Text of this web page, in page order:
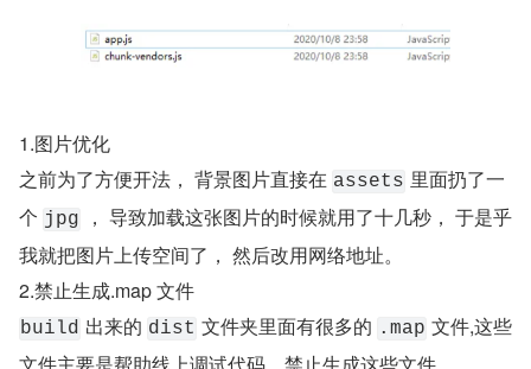
1.图片优化
之前为了方便开法， 背景图片直接在 assets 里面扔了一
个 jpg
， 导致加载这张图片的时候就用了十几秒， 于是乎
我就把图片上传空间了， 然后改用网络地址。
2.禁止生成.map 文件
build 出来的 dist 文件夹里面有很多的 .map 文件,这些
文件主要是帮助线上调试代码，禁止生成这些文件.